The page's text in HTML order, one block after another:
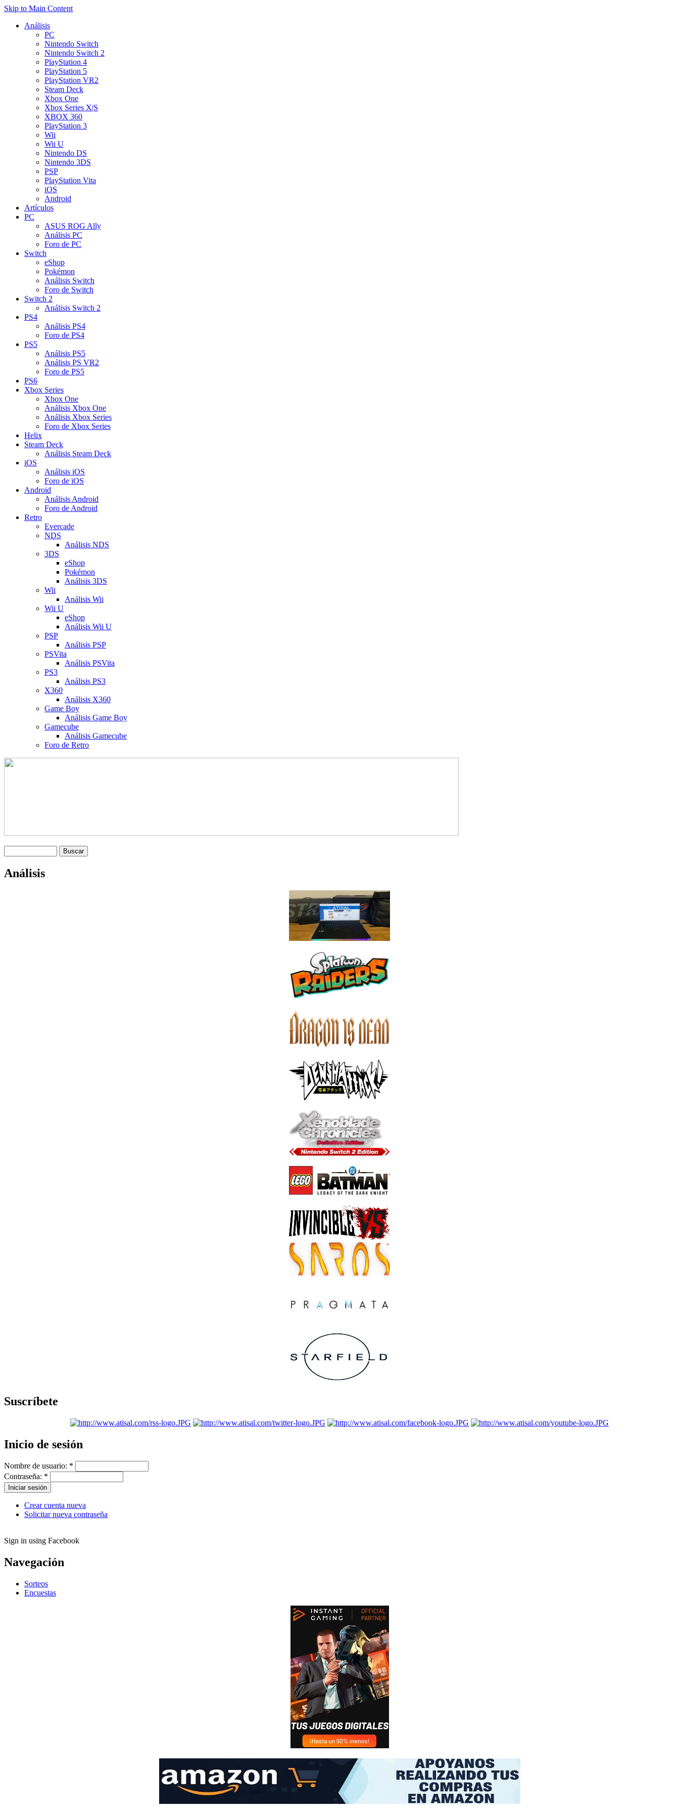
Skip to Main Content
Análisis
PC
Nintendo Switch
Nintendo Switch 2
PlayStation 4
PlayStation 5
PlayStation VR2
Steam Deck
Xbox One
Xbox Series X|S
XBOX 360
PlayStation 3
Wii
Wii U
Nintendo DS
Nintendo 3DS
PSP
PlayStation Vita
iOS
Android
Artículos
PC
ASUS ROG Ally
Análisis PC
Foro de PC
Switch
eShop
Pokémon
Análisis Switch
Foro de Switch
Switch 2
Análisis Switch 2
PS4
Análisis PS4
Foro de PS4
PS5
Análisis PS5
Análisis PS VR2
Foro de PS5
PS6
Xbox Series
Xbox One
Análisis Xbox One
Análisis Xbox Series
Foro de Xbox Series
Helix
Steam Deck
Análisis Steam Deck
iOS
Análisis iOS
Foro de iOS
Android
Análisis Android
Foro de Android
Retro
Evercade
NDS
Análisis NDS
3DS
eShop
Pokémon
Análisis 3DS
Wii
Análisis Wii
Wii U
eShop
Análisis Wii U
PSP
Análisis PSP
PSVita
Análisis PSVita
PS3
Análisis PS3
X360
Análisis X360
Game Boy
Análisis Game Boy
Gamecube
Análisis Gamecube
Foro de Retro
Análisis
Suscríbete
Inicio de sesión
Nombre de usuario: *
Contraseña: *
Crear cuenta nueva
Solicitar nueva contraseña
Sign in using Facebook
Navegación
Sorteos
Encuestas